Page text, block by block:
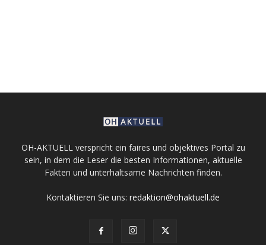
OH-AKTUELL verspricht ein faires und objektives Portal zu
sein, in dem die Leser die besten Informationen, aktuelle
Fakten und unterhaltsame Nachrichten finden.
Kontaktieren Sie uns: redaktion@ohaktuell.de